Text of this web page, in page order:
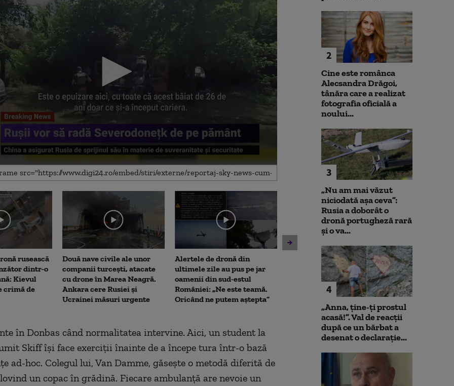
rusească
dintr-o
Kievul
crimă de
Două nave civile ale unor
companii turcești, atacate
cu drone în Marea Neagră.
Ankara cere Rusiei și
Ucrainei măsuri urgente
Alertele de dronă din
ultimele zile au pus pe jar
oamenii din sud-estul
României: „Ne este teamă.
Oricând ne putem aștepta”
Cristian Bușoi, despre criza
energetică: „Populația nu va
fi afectată de limitările de
Noi verificări
din Leipzig:
caută o a doua
Varianta
anchetatori
în Donbas când normalitatea intervine. Aici, un student la
Skiff își face exerciții înainte de a începe tura într-o bază
ad-hoc. Colegul lui, Van Damme, găsește o metodă diferită de
un copac în grădină. Fiecare ambulanță are nevoie un
2
Cine este românca
Alecsandra Drăgoi,
tânăra care a realizat
fotografia oficială a
noului...
3
„Nu am mai văzut
niciodată așa ceva”:
Rusia a doborât o
dronă portugheză rară
și o va...
4
„Anna, ţine-ţi prostul
acasă!”. Val de reacții
după ce un bărbat a
desenat o declarație...